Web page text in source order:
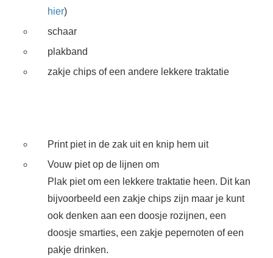
hier)
schaar
plakband
zakje chips of een andere lekkere traktatie
Print piet in de zak uit en knip hem uit
Vouw piet op de lijnen om
Plak piet om een lekkere traktatie heen. Dit kan
bijvoorbeeld een zakje chips zijn maar je kunt
ook denken aan een doosje rozijnen, een
doosje smarties, een zakje pepernoten of een
pakje drinken.